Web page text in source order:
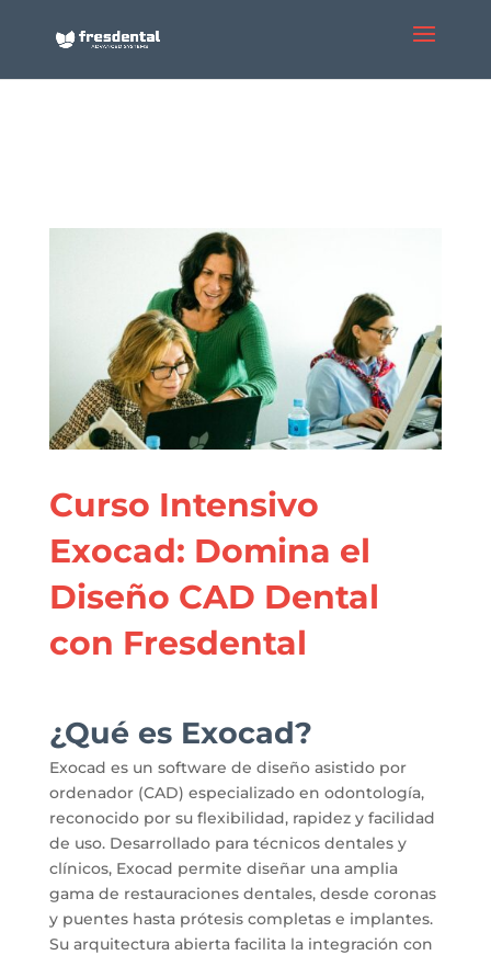
Curso Intensivo
Exocad: Domina el
Diseño CAD Dental
con Fresdental
¿Qué es Exocad?
Exocad es un software de diseño asistido por
ordenador (CAD) especializado en odontología,
reconocido por su flexibilidad, rapidez y facilidad
de uso. Desarrollado para técnicos dentales y
clínicos, Exocad permite diseñar una amplia
gama de restauraciones dentales, desde coronas
y puentes hasta prótesis completas e implantes.
Su arquitectura abierta facilita la integración con